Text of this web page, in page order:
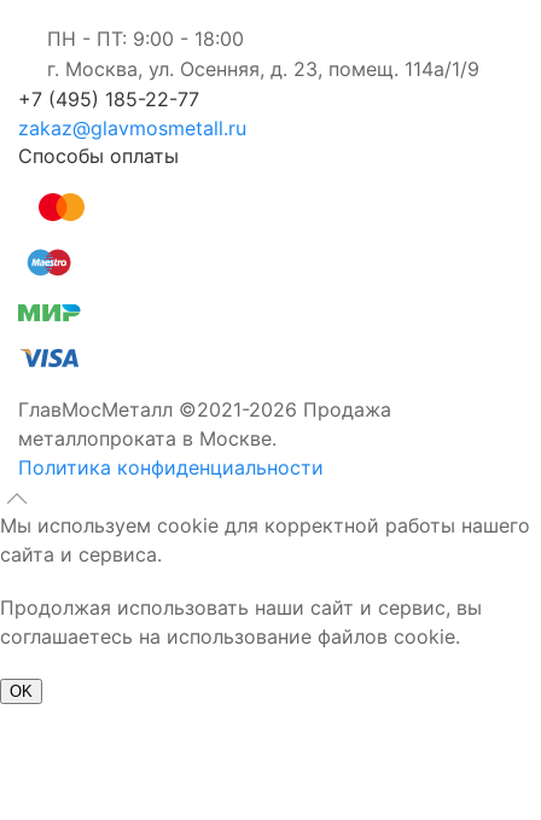
ПН - ПТ: 9:00 - 18:00
г. Москва, ул. Осенняя, д. 23, помещ. 114а/1/9
+7 (495) 185-22-77
zakaz@glavmosmetall.ru
Способы оплаты
ГлавМосМеталл ©2021-2026 Продажа
металлопроката в Москве.
Политика конфиденциальности
Мы используем cookie для корректной работы нашего
сайта и сервиса.
Продолжая использовать наши сайт и сервис, вы
соглашаетесь на использование файлов cookie.
OK